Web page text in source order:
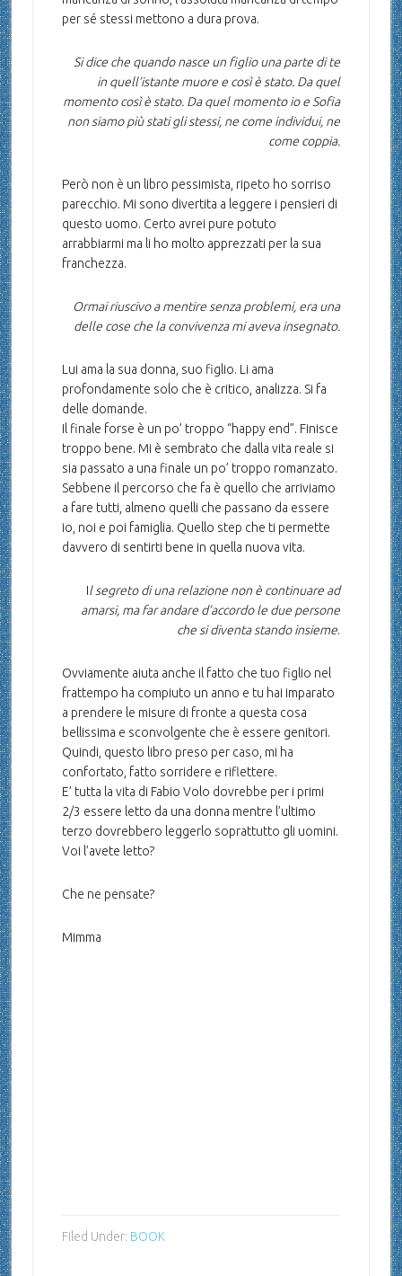
per sé stessi mettono a dura prova.
Si dice che quando nasce un figlio una parte di te
in quell’istante muore e così è stato. Da quel
momento così è stato. Da quel momento io e Sofia
non siamo più stati gli stessi, ne come individui, ne
come coppia.
Però non è un libro pessimista, ripeto ho sorriso
parecchio. Mi sono divertita a leggere i pensieri di
questo uomo. Certo avrei pure potuto
arrabbiarmi ma li ho molto apprezzati per la sua
franchezza.
Ormai riuscivo a mentire senza problemi, era una
delle cose che la convivenza mi aveva insegnato.
Lui ama la sua donna, suo figlio. Li ama
profondamente solo che è critico, analizza. Si fa
delle domande.
Il finale forse è un po’ troppo “happy end”. Finisce
troppo bene. Mi è sembrato che dalla vita reale si
sia passato a una finale un po’ troppo romanzato.
Sebbene il percorso che fa è quello che arriviamo
a fare tutti, almeno quelli che passano da essere
io, noi e poi famiglia. Quello step che ti permette
davvero di sentirti bene in quella nuova vita.
Il segreto di una relazione non è continuare ad
amarsi, ma far andare d’accordo le due persone
che si diventa stando insieme.
Ovviamente aiuta anche il fatto che tuo figlio nel
frattempo ha compiuto un anno e tu hai imparato
a prendere le misure di fronte a questa cosa
bellissima e sconvolgente che è essere genitori.
Quindi, questo libro preso per caso, mi ha
confortato, fatto sorridere e riflettere.
E’ tutta la vita di Fabio Volo dovrebbe per i primi
2/3 essere letto da una donna mentre l’ultimo
terzo dovrebbero leggerlo soprattutto gli uomini.
Voi l’avete letto?
Che ne pensate?
Mimma
Filed Under: BOOK